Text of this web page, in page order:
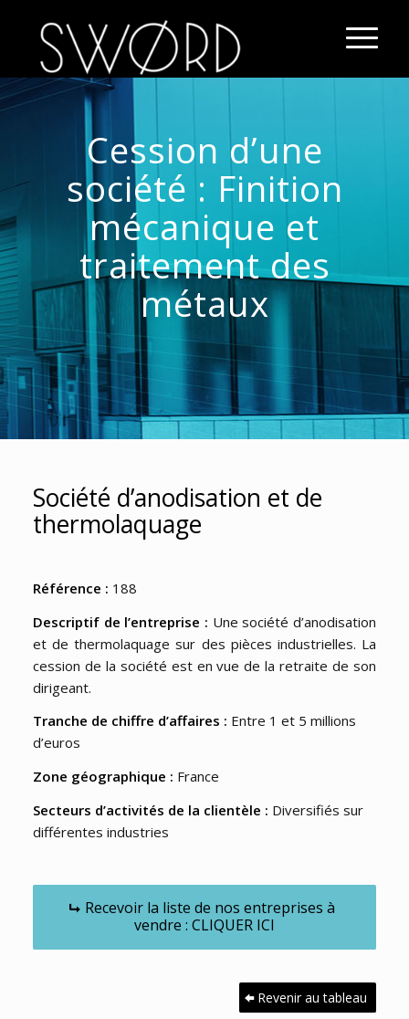
Cession d’une
société : Finition
mécanique et
traitement des
métaux
Société d’anodisation et de
thermolaquage
Référence : 188
Descriptif de l’entreprise : Une société d’anodisation
et de thermolaquage sur des pièces industrielles. La
cession de la société est en vue de la retraite de son
dirigeant.
Tranche de chiffre d’affaires : Entre 1 et 5 millions
d’euros
Zone géographique : France
Secteurs d’activités de la clientèle : Diversifiés sur
différentes industries
Recevoir la liste de nos entreprises à
vendre : CLIQUER ICI
Revenir au tableau